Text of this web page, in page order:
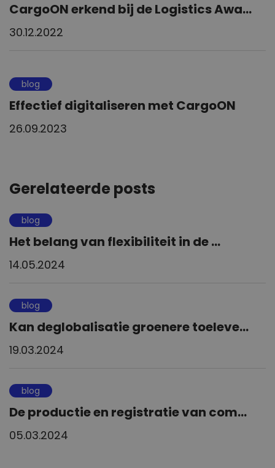
CargoON erkend bij de Logistics Awa...
30.12.2022
blog
Effectief digitaliseren met CargoON
26.09.2023
Gerelateerde posts
blog
Het belang van flexibiliteit in de ...
14.05.2024
blog
Kan deglobalisatie groenere toeleve...
19.03.2024
blog
De productie en registratie van com...
05.03.2024